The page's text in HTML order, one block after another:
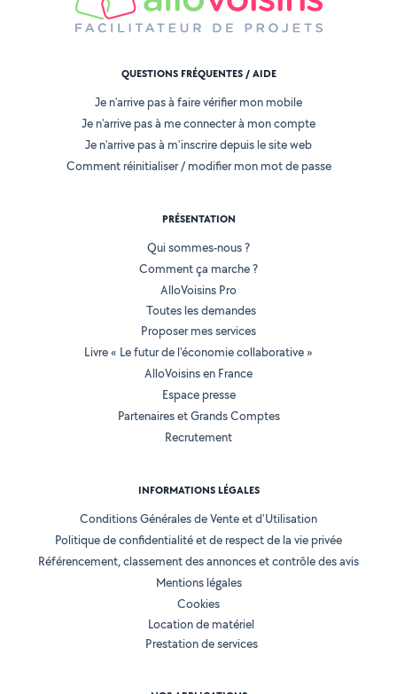
QUESTIONS FRÉQUENTES / AIDE
Je n'arrive pas à faire vérifier mon mobile
Je n'arrive pas à me connecter à mon compte
Je n'arrive pas à m'inscrire depuis le site web
Comment réinitialiser / modifier mon mot de passe
PRÉSENTATION
Qui sommes-nous ?
Comment ça marche ?
AlloVoisins Pro
Toutes les demandes
Proposer mes services
Livre « Le futur de l'économie collaborative »
AlloVoisins en France
Espace presse
Partenaires et Grands Comptes
Recrutement
INFORMATIONS LÉGALES
Conditions Générales de Vente et d'Utilisation
Politique de confidentialité et de respect de la vie privée
Référencement, classement des annonces et contrôle des avis
Mentions légales
Cookies
Location de matériel
Prestation de services